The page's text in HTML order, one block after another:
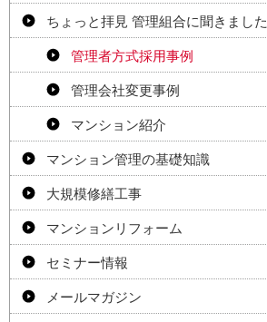
ちょっと拝見 管理組合に聞きました
管理者方式採用事例
管理会社変更事例
マンション紹介
マンション管理の基礎知識
大規模修繕工事
マンションリフォーム
セミナー情報
メールマガジン